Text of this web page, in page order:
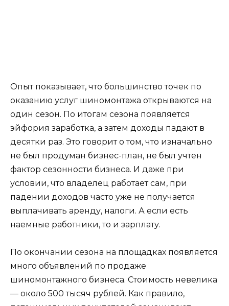
Опыт показывает, что большинство точек по
оказанию услуг шиномонтажа открываются на
один сезон. По итогам сезона появляется
эйфория заработка, а затем доходы падают в
десятки раз. Это говорит о том, что изначально
не был продуман бизнес-план, не был учтен
фактор сезонности бизнеса. И даже при
условии, что владелец работает сам, при
падении доходов часто уже не получается
выплачивать аренду, налоги. А если есть
наемные работники, то и зарплату.
По окончании сезона на площадках появляется
много объявлений по продаже
шиномонтажного бизнеса. Стоимость невелика
— около 500 тысяч рублей. Как правило,